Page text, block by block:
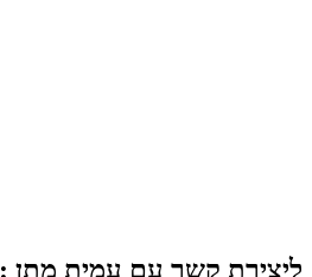
ליצירת קשר עם עמית מתן :